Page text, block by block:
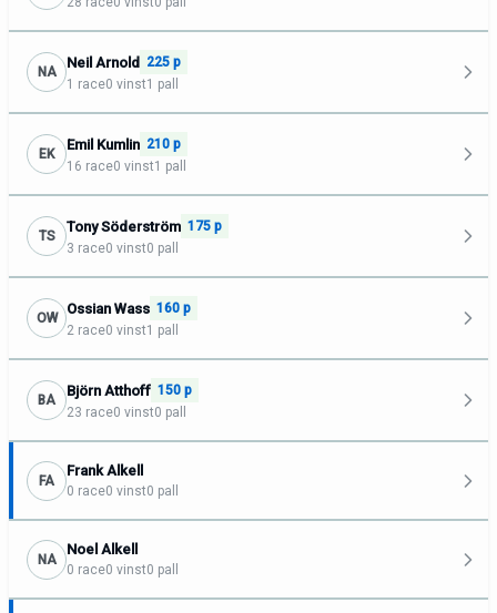
NA
Neil Arnold 225 p
1 race0 vinst1 pall
EK
Emil Kumlin 210 p
16 race0 vinst1 pall
TS
Tony Söderström 175 p
3 race0 vinst0 pall
OW
Ossian Wass 160 p
2 race0 vinst1 pall
BA
Björn Atthoff 150 p
23 race0 vinst0 pall
FA
Frank Alkell
0 race0 vinst0 pall
NA
Noel Alkell
0 race0 vinst0 pall